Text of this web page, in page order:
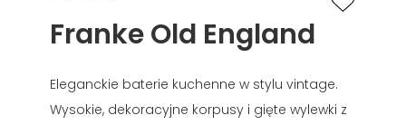
Franke Old England
Eleganckie baterie kuchenne w stylu vintage.
Wysokie, dekoracyjne korpusy i gięte wylewki z